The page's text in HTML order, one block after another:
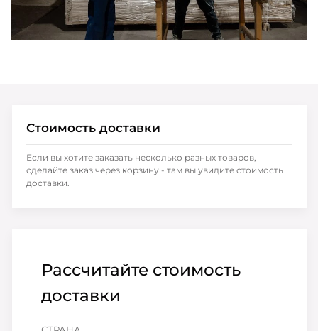
Рассчитайте стоимость
доставки
Стоимость доставки
Если вы хотите заказать несколько разных товаров,
сделайте заказ через корзину - там вы увидите стоимость
доставки.